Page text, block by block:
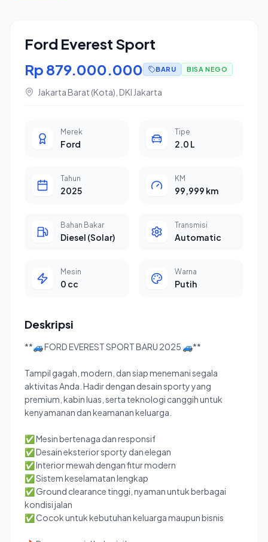
Ford Everest Sport
Rp 879.000.000
BARU BISA NEGO
Jakarta Barat (Kota) , DKI Jakarta
Merek
Ford
Tipe
2.0 L
Tahun
2025
KM
99,999 km
Bahan Bakar
Diesel (Solar)
Transmisi
Automatic
Mesin
0 cc
Warna
Putih
Deskripsi
**🚙 FORD EVEREST SPORT BARU 2025 🚙**
Tampil gagah, modern, dan siap menemani segala
aktivitas Anda. Hadir dengan desain sporty yang
premium, kabin luas, serta teknologi canggih untuk
kenyamanan dan keamanan keluarga.
✅ Mesin bertenaga dan responsif
✅ Desain eksterior sporty dan elegan
✅ Interior mewah dengan fitur modern
✅ Sistem keselamatan lengkap
✅ Ground clearance tinggi, nyaman untuk berbagai
kondisi jalan
✅ Cocok untuk kebutuhan keluarga maupun bisnis